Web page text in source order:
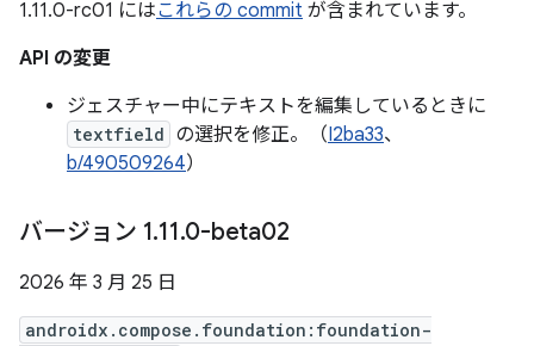
1.11.0-rc01 にはこれらの commit が含まれています。
API の変更
ジェスチャー中にテキストを編集しているときに
textfield の選択を修正。（I2ba33、
b/490509264）
バージョン 1.11.0-beta02
2026 年 3 月 25 日
androidx.compose.foundation:foundation-